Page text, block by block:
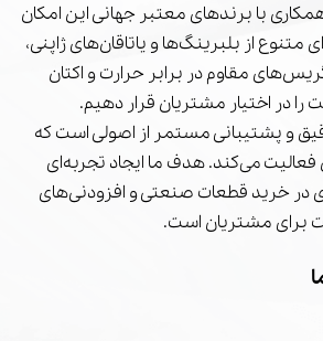
با برندهای معتبر جهانی این امکان
متنوع از بلبرینگ‌ها و یاتاقان‌های ژاپنی،
گریس‌های مقاوم در برابر حرارت و اکتان
را در اختیار مشتریان قرار دهیم.
و پشتیبانی مستمر از اصولی است که
می‌کند. هدف ما ایجاد تجربه‌ای
در خرید قطعات صنعتی و افزودنی‌های
برای مشتریان است.